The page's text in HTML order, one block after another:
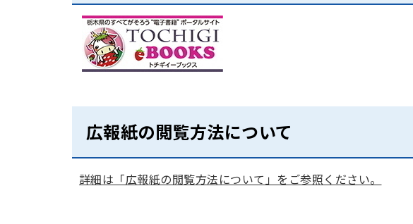
広報紙の閲覧方法について
詳細は「広報紙の閲覧方法について」をご参照ください。